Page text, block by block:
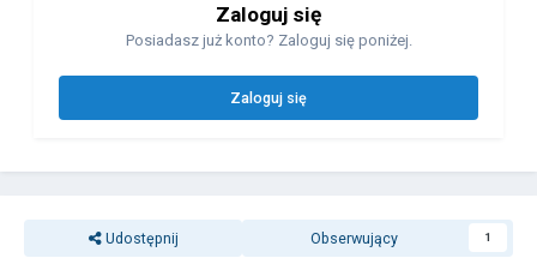
Zaloguj się
Posiadasz już konto? Zaloguj się poniżej.
Zaloguj się
Udostępnij Obserwujący 1